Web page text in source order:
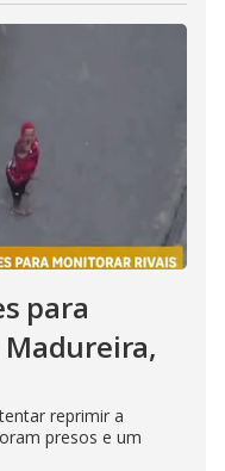
para
reprimir a
presos e um